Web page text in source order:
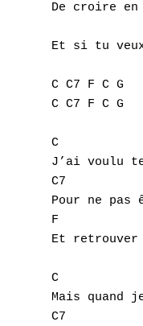
De croire
Et si tu
C C7 F C G
C C7 F C G
C
J’ai voulu
C7
Pour ne pas
F
Et
C
Mais quand
C7